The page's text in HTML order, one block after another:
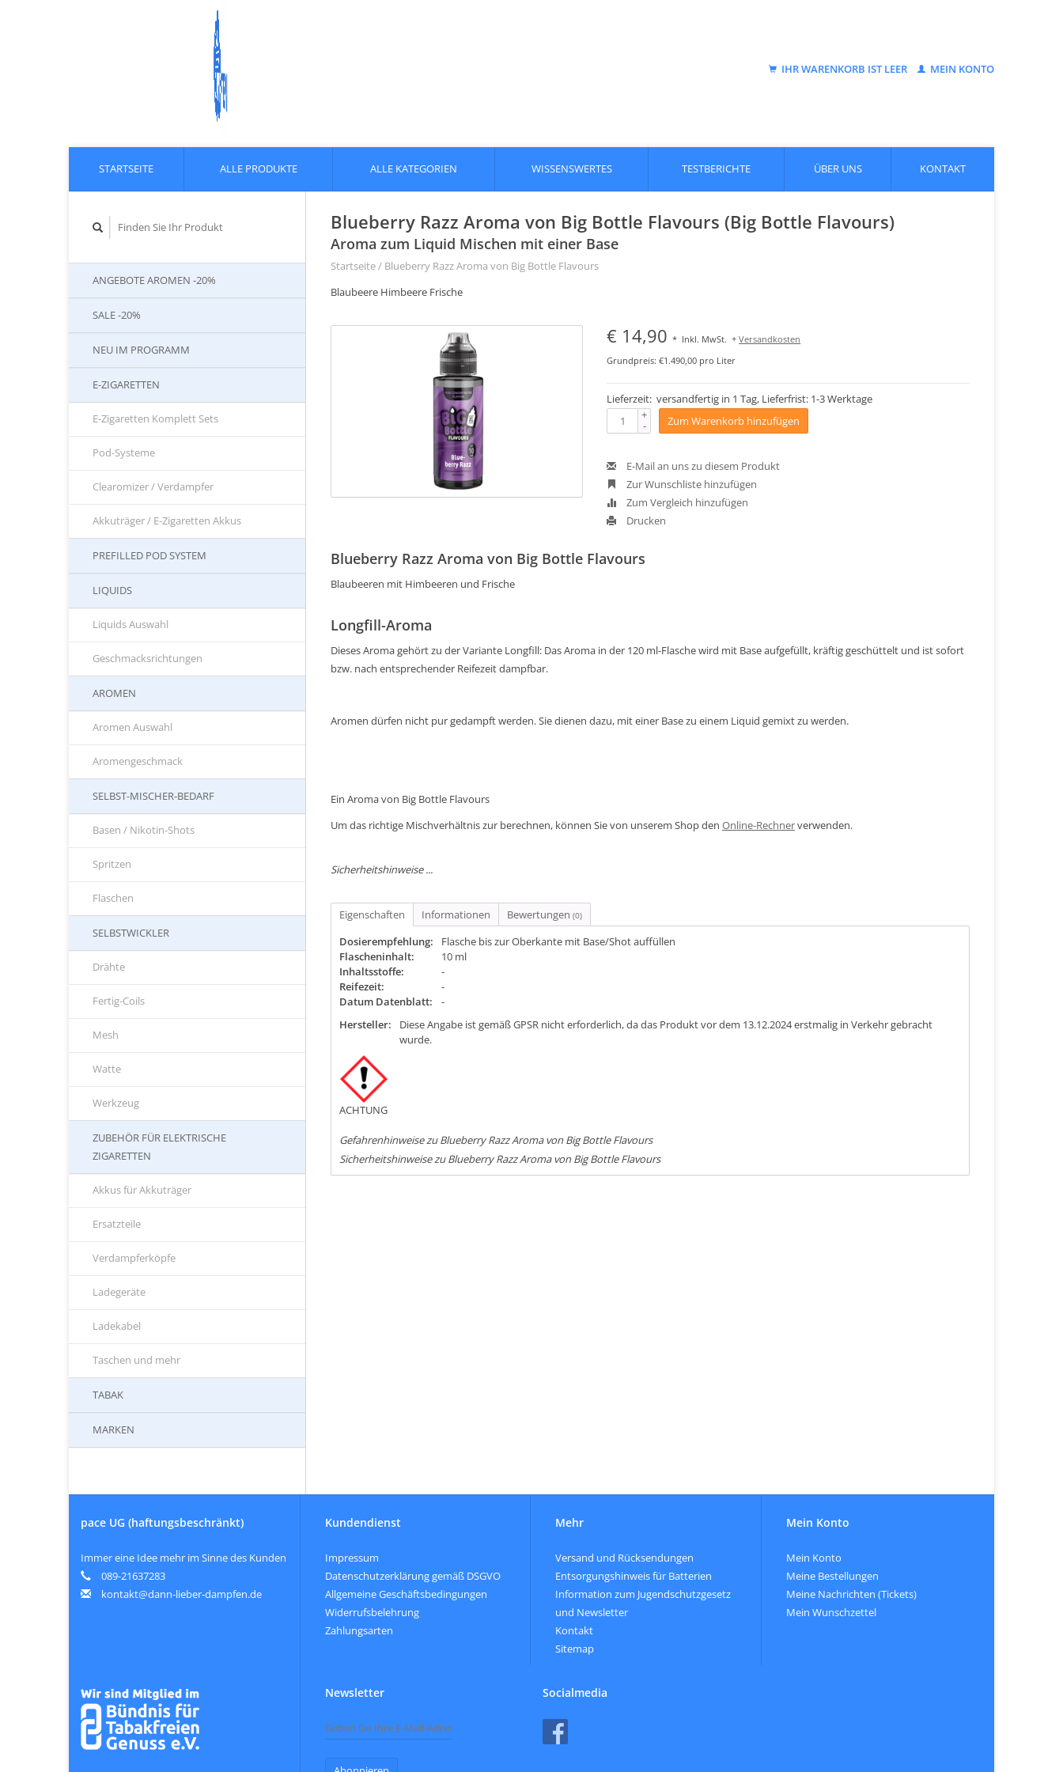
IHR WARENKORB IST LEER MEIN KONTO
STARTSEITE ALLE PRODUKTE ALLE KATEGORIEN WISSENSWERTES TESTBERICHTE ÜBER UNS KONTAKT
ANGEBOTE AROMEN -20%
SALE -20%
NEU IM PROGRAMM
E-ZIGARETTEN
E-Zigaretten Komplett Sets
Pod-Systeme
Clearomizer / Verdampfer
Akkuträger / E-Zigaretten Akkus
PREFILLED POD SYSTEM
LIQUIDS
Liquids Auswahl
Geschmacksrichtungen
AROMEN
Aromen Auswahl
Aromengeschmack
SELBST-MISCHER-BEDARF
Basen / Nikotin-Shots
Spritzen
Flaschen
SELBSTWICKLER
Drähte
Fertig-Coils
Mesh
Watte
Werkzeug
ZUBEHÖR FÜR ELEKTRISCHE
ZIGARETTEN
Akkus für Akkuträger
Ersatzteile
Verdampferköpfe
Ladegeräte
Ladekabel
Taschen und mehr
TABAK
MARKEN
Blueberry Razz Aroma von Big Bottle Flavours (Big Bottle Flavours)
Aroma zum Liquid Mischen mit einer Base
Startseite/ Blueberry Razz Aroma von Big Bottle Flavours
Blaubeere Himbeere Frische
€ 14,90* Inkl. MwSt. +Versandkosten
Grundpreis: €1.490,00 pro Liter
Lieferzeit: versandfertig in 1 Tag, Lieferfrist: 1-3 Werktage
+
- Zum Warenkorb hinzufügen
E-Mail an uns zu diesem Produkt
Zur Wunschliste hinzufügen
Zum Vergleich hinzufügen
Drucken
Blueberry Razz Aroma von Big Bottle Flavours
Blaubeeren mit Himbeeren und Frische
Longfill-Aroma
Dieses Aroma gehört zu der Variante Longfill: Das Aroma in der 120 ml-Flasche wird mit Base aufgefüllt, kräftig geschüttelt und ist sofort
bzw. nach entsprechender Reifezeit dampfbar.
Aromen dürfen nicht pur gedampft werden. Sie dienen dazu, mit einer Base zu einem Liquid gemixt zu werden.
Ein Aroma von Big Bottle Flavours
Um das richtige Mischverhältnis zur berechnen, können Sie von unserem Shop den Online-Rechnerverwenden.
Sicherheitshinweise ...
Eigenschaften Informationen Bewertungen (0)
Dosierempfehlung:
Flasche bis zur Oberkante mit Base/Shot auffüllen
Flascheninhalt:
10 ml
Inhaltsstoffe:
-
Reifezeit:
-
Datum Datenblatt:
-
Hersteller:
Diese Angabe ist gemäß GPSR nicht erforderlich, da das Produkt vor dem 13.12.2024 erstmalig in Verkehr gebracht
wurde.
ACHTUNG
Gefahrenhinweise zu Blueberry Razz Aroma von Big Bottle Flavours
Sicherheitshinweise zu Blueberry Razz Aroma von Big Bottle Flavours
pace UG (haftungsbeschränkt)
Immer eine Idee mehr im Sinne des Kunden
089-21637283
kontakt@dann-lieber-dampfen.de
Kundendienst
Impressum
Datenschutzerklärung gemäß DSGVO
Allgemeine Geschäftsbedingungen
Widerrufsbelehrung
Zahlungsarten
Mehr
Versand und Rücksendungen
Entsorgungshinweis für Batterien
Information zum Jugendschutzgesetz
und Newsletter
Kontakt
Sitemap
Mein Konto
Mein Konto
Meine Bestellungen
Meine Nachrichten (Tickets)
Mein Wunschzettel
Newsletter Socialmedia